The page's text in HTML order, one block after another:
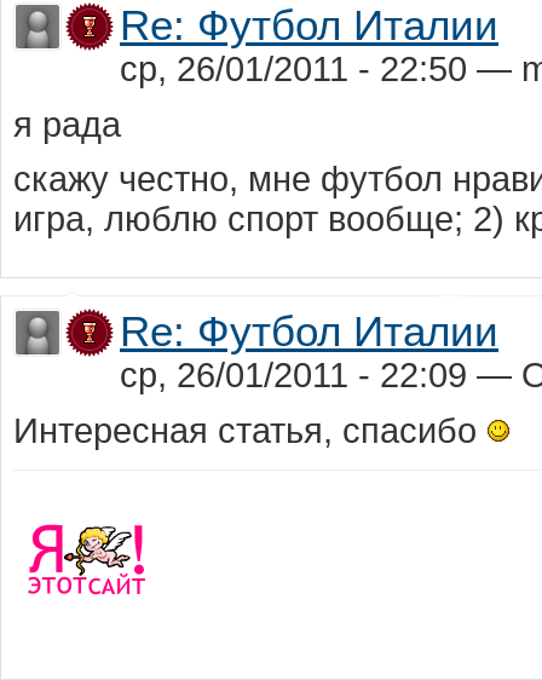
Re: Футбол Италии
ср, 26/01/2011 - 22:50 —
я рада
скажу честно, мне футбол
игра, люблю спорт вообще; 2)
Re: Футбол Италии
ср, 26/01/2011 - 22:09 —
Интересная статья, спасибо